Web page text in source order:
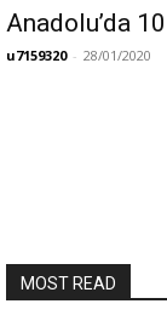
Anadolu’da
u7159320 - 28/01/2020
MOST READ